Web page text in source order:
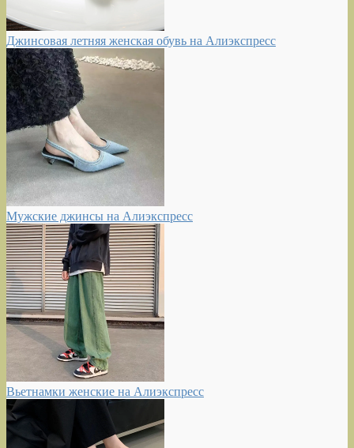
Джинсовая летняя женская обувь на Алиэкспресс
Мужские джинсы на Алиэкспресс
Вьетнамки женские на Алиэкспресс